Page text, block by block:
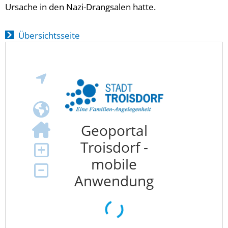
Ursache in den Nazi-Drangsalen hatte.
Übersichtsseite